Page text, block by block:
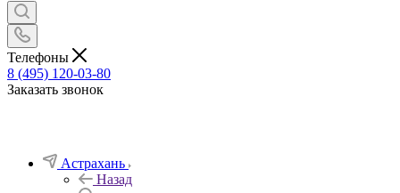
Телефоны
8 (495) 120-03-80
Заказать звонок
Астрахань
Назад